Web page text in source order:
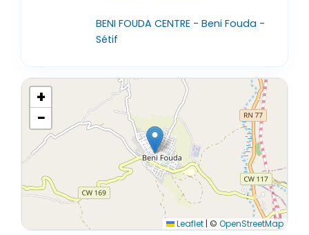
BENI FOUDA CENTRE - Beni Fouda -
Sétif
+
−
Leaflet | © OpenStreetMap